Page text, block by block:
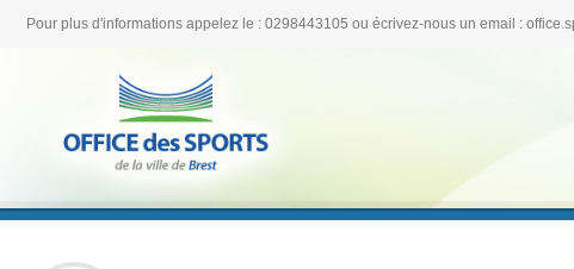
Pour plus d'informations appelez le : 0298443105 ou écrivez-nous un email :